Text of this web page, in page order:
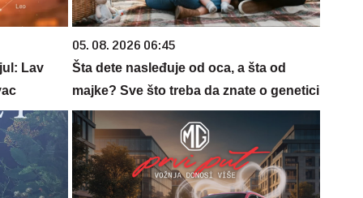
Lav
05. 08. 2026 06:45
Šta dete nasleđuje od oca, a šta od
majke? Sve što treba da znate o genetici